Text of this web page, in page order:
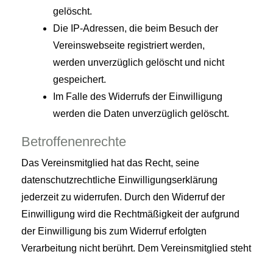
gelöscht.
Die IP-Adressen, die beim Besuch der
Vereinswebseite registriert werden,
werden unverzüglich gelöscht und nicht
gespeichert.
Im Falle des Widerrufs der Einwilligung
werden die Daten unverzüglich gelöscht.
Betroffenenrechte
Das Vereinsmitglied hat das Recht, seine
datenschutzrechtliche Einwilligungserklärung
jederzeit zu widerrufen. Durch den Widerruf der
Einwilligung wird die Rechtmäßigkeit der aufgrund
der Einwilligung bis zum Widerruf erfolgten
Verarbeitung nicht berührt. Dem Vereinsmitglied steht